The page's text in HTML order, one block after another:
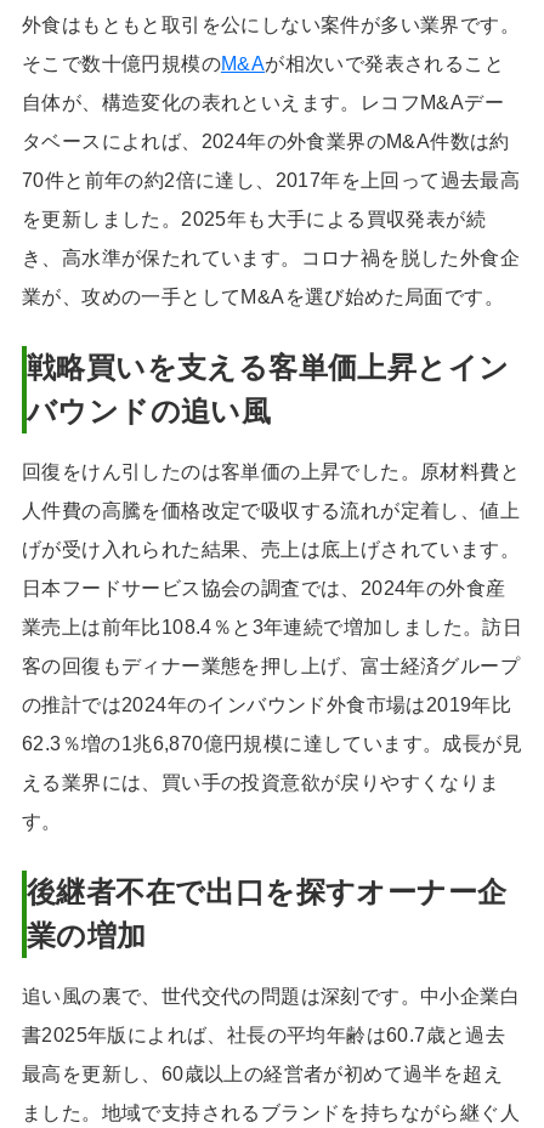
外食はもともと取引を公にしない案件が多い業界です。
そこで数十億円規模のM&Aが相次いで発表されること
自体が、構造変化の表れといえます。レコフM&Aデー
タベースによれば、2024年の外食業界のM&A件数は約
70件と前年の約2倍に達し、2017年を上回って過去最高
を更新しました。2025年も大手による買収発表が続
き、高水準が保たれています。コロナ禍を脱した外食企
業が、攻めの一手としてM&Aを選び始めた局面です。
戦略買いを支える客単価上昇とイン
バウンドの追い風
回復をけん引したのは客単価の上昇でした。原材料費と
人件費の高騰を価格改定で吸収する流れが定着し、値上
げが受け入れられた結果、売上は底上げされています。
日本フードサービス協会の調査では、2024年の外食産
業売上は前年比108.4％と3年連続で増加しました。訪日
客の回復もディナー業態を押し上げ、富士経済グループ
の推計では2024年のインバウンド外食市場は2019年比
62.3％増の1兆6,870億円規模に達しています。成長が見
える業界には、買い手の投資意欲が戻りやすくなりま
す。
後継者不在で出口を探すオーナー企
業の増加
追い風の裏で、世代交代の問題は深刻です。中小企業白
書2025年版によれば、社長の平均年齢は60.7歳と過去
最高を更新し、60歳以上の経営者が初めて過半を超え
ました。地域で支持されるブランドを持ちながら継ぐ人